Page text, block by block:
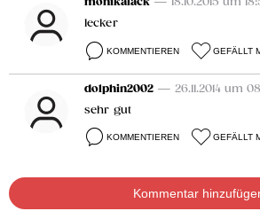
lecker
KOMMENTIEREN GEFÄLLT
dolphin2002 — 26.11.2014 um
sehr gut
KOMMENTIEREN GEFÄLLT
Kommentar